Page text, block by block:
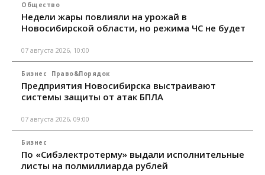
Общество
Недели жары повлияли на урожай в
Новосибирской области, но режима ЧС не будет
07 августа 2026, 10:00
Бизнес Право&Порядок
Предприятия Новосибирска выстраивают
системы защиты от атак БПЛА
07 августа 2026, 09:00
Бизнес
По «Сибэлектротерму» выдали исполнительные
листы на полмиллиарда рублей